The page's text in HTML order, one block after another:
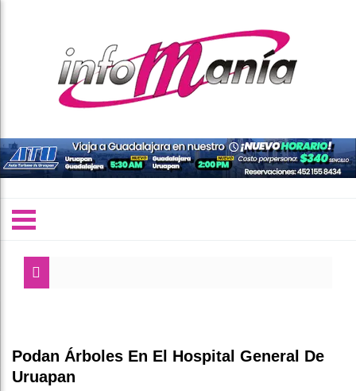
Podan Árboles En El Hospital General De
Uruapan